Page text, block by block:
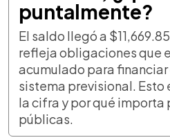
puntalmente?
El saldo llegó a
refleja obligaciones que
acumulado para
sistema previsional. Esto
la cifra y por qué importa
públicas.